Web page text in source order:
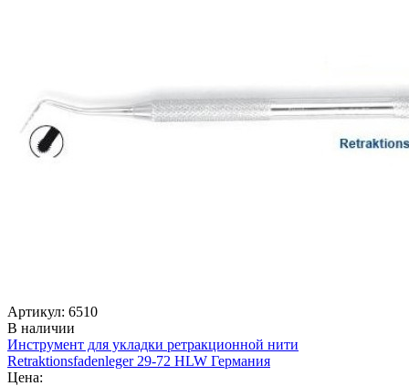
Артикул: 6510
В наличии
Инструмент для укладки ретракционной нити
Retraktionsfadenleger 29-72 HLW Германия
Цена: